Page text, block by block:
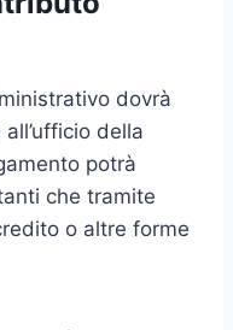
dovrà
della
potrà
che tramite
o altre forme